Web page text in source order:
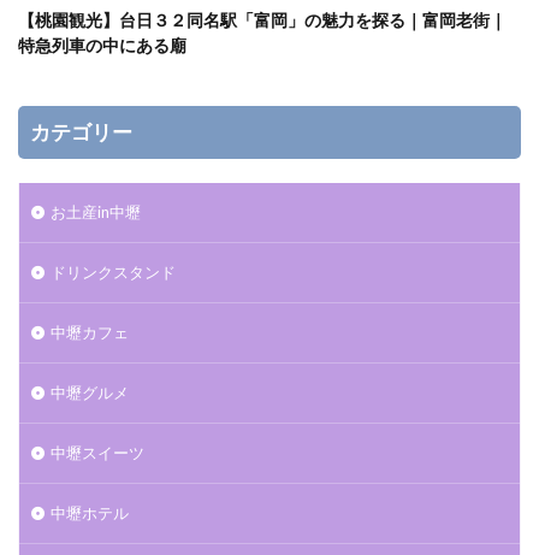
【桃園観光】台日３２同名駅「富岡」の魅力を探る｜富岡老街｜
特急列車の中にある廟
カテゴリー
お土産in中壢
ドリンクスタンド
中壢カフェ
中壢グルメ
中壢スイーツ
中壢ホテル